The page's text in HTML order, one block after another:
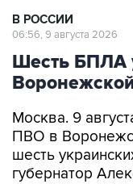
В РОССИИ
06:56, 9 августа 2026
Шесть БПЛА
Москва. 9
ПВО в
шесть
губернатор